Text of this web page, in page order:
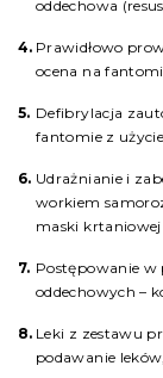
oddechowa
Prawidłowo
ocena na
Defibrylacja
fantomie z
Udrażnianie i
workiem
maski krtaniowej
Postępowanie w
oddechowych –
Leki z zestawu
podawanie